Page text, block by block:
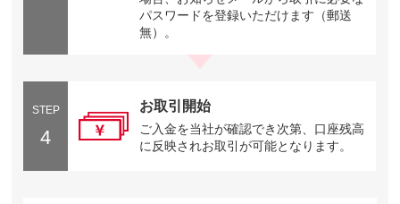
パスワードを登録いただけます（郵送
無）。
STEP
4
お取引開始
ご入金を当社が確認でき次第、口座残高
に反映されお取引が可能となります。